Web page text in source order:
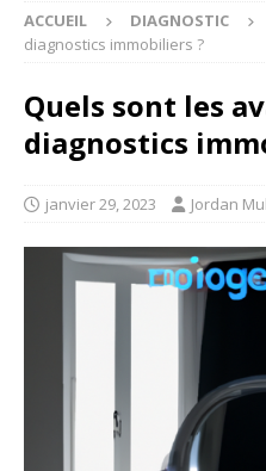
ACCUEIL DIAGNOSTIC
diagnostics immobiliers ?
Quels sont les
diagnostics
janvier 29, 2023 Jordan